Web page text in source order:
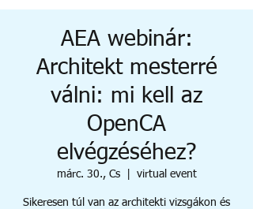
AEA webinár:
Architekt mesterré
válni: mi kell az
OpenCA
elvégzéséhez?
márc. 30., Cs
  |
virtual event
Sikeresen túl van az architekti vizsgákon és